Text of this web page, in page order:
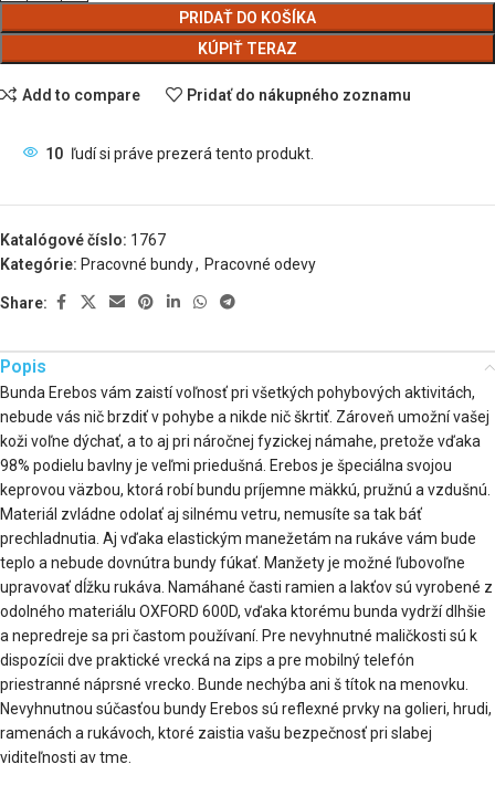
PRIDAŤ DO KOŠÍKA
KÚPIŤ TERAZ
Add to compare Pridať do nákupného zoznamu
10 ľudí si práve prezerá tento produkt.
Katalógové číslo: 1767
Kategórie: Pracovné bundy, Pracovné odevy
Share:
Popis
Bunda Erebos vám zaistí voľnosť pri všetkých pohybových aktivitách,
nebude vás nič brzdiť v pohybe a nikde nič škrtiť. Zároveň umožní vašej
koži voľne dýchať, a to aj pri náročnej fyzickej námahe, pretože vďaka
98% podielu bavlny je veľmi priedušná. Erebos je špeciálna svojou
keprovou väzbou, ktorá robí bundu príjemne mäkkú, pružnú a vzdušnú.
Materiál zvládne odolať aj silnému vetru, nemusíte sa tak báť
prechladnutia. Aj vďaka elastickým manežetám na rukáve vám bude
teplo a nebude dovnútra bundy fúkať. Manžety je možné ľubovoľne
upravovať dĺžku rukáva. Namáhané časti ramien a lakťov sú vyrobené z
odolného materiálu OXFORD 600D, vďaka ktorému bunda vydrží dlhšie
a nepredreje sa pri častom používaní. Pre nevyhnutné maličkosti sú k
dispozícii dve praktické vrecká na zips a pre mobilný telefón
priestranné náprsné vrecko. Bunde nechýba ani š títok na menovku.
Nevyhnutnou súčasťou bundy Erebos sú reflexné prvky na golieri, hrudi,
ramenách a rukávoch, ktoré zaistia vašu bezpečnosť pri slabej
viditeľnosti av tme.